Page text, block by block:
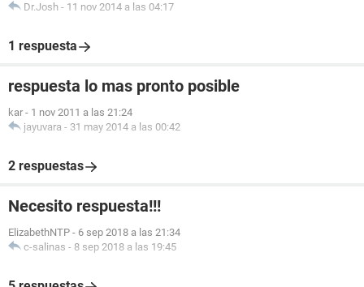
Dr.Josh - 11 nov 2014 a las 04:17
1 respuesta
respuesta lo mas pronto posible
kar - 1 nov 2011 a las 21:24
jayuvara - 31 may 2014 a las 00:42
2 respuestas
Necesito respuesta!!!
ElizabethNTP - 6 sep 2018 a las 21:34
c-salinas - 8 sep 2018 a las 19:45